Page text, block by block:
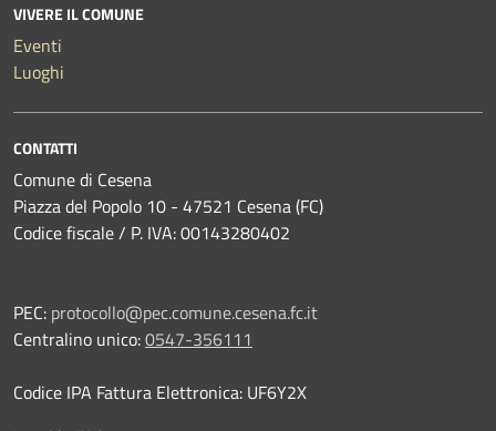
VIVERE IL COMUNE
Eventi
Luoghi
CONTATTI
Comune di Cesena
Piazza del Popolo 10 - 47521 Cesena (FC)
Codice fiscale / P. IVA: 00143280402
PEC: protocollo@pec.comune.cesena.fc.it
Centralino unico:0547-356111
Codice IPA Fattura Elettronica: UF6Y2X